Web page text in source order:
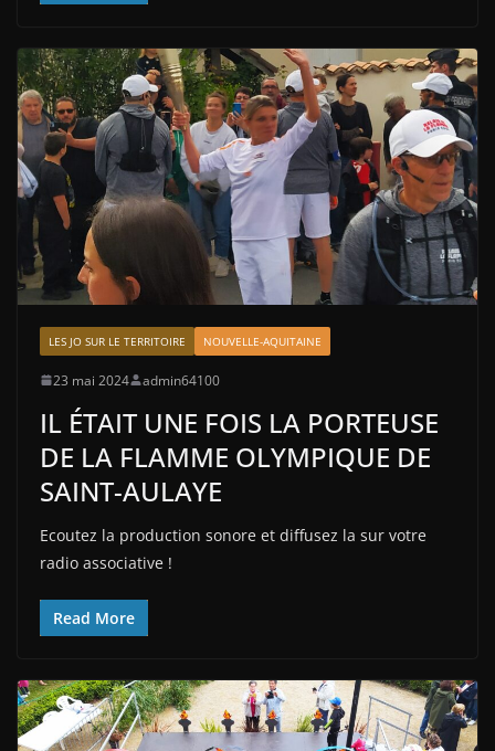
LES JO SUR LE TERRITOIRE NOUVELLE-AQUITAINE
23 mai 2024 admin64100
IL ÉTAIT UNE FOIS LA PORTEUSE
DE LA FLAMME OLYMPIQUE DE
SAINT-AULAYE
Ecoutez la production sonore et diffusez la sur votre
radio associative !
Read More